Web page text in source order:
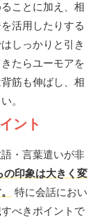
ことに加え、相
活用したりする
しっかりと引き
たらユーモアを
筋も伸ばし、相
。
ント
・言葉遣いが非
の印象は大きく変
特に会話におい
べきポイントで